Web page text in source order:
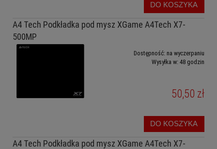
DO KOSZYKA
A4 Tech Podkładka pod mysz XGame A4Tech X7-
500MP
Dostępność: na wyczerpaniu
Wysyłka w: 48 godzin
50,50 zł
DO KOSZYKA
A4 Tech Podkładka pod mysz XGame A4Tech X7-